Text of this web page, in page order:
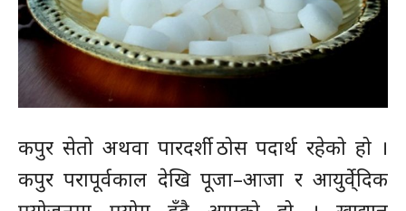
कपुर सेतो अथवा पारदर्शी ठोस पदार्थ रहेको हो ।
कपुर परापूर्वकाल देखि पूजा–आजा र आयुर्वे्दिक